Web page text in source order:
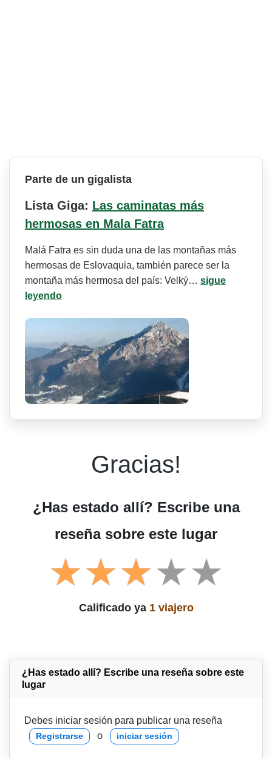
Parte de un gigalista
Lista Giga: Las caminatas más
hermosas en Mala Fatra
Malá Fatra es sin duda una de las montañas más
hermosas de Eslovaquia, también parece ser la
montaña más hermosa del país: Velký… sigue
leyendo
Gracias!
¿Has estado allí? Escribe una
reseña sobre este lugar
Calificado ya 1 viajero
¿Has estado allí? Escribe una reseña sobre este
lugar
Debes iniciar sesión para publicar una reseña
Registrarse o iniciar sesión